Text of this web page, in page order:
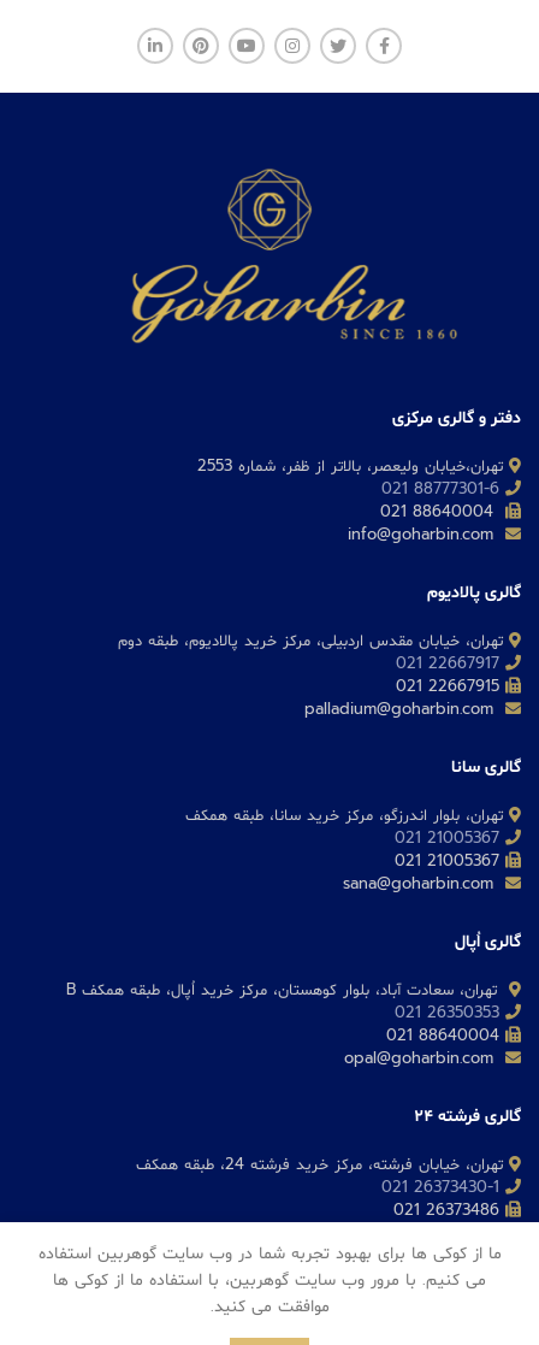
دفتر و گالری مرکزی
تهران،خیابان ولیعصر، بالاتر از ظفر، شماره 2553
88777301-6 021
گالری پالادیوم
تهران، خیابان مقدس اردبیلی، مرکز خرید پالادیوم، طبقه دوم
22667917 021
گالری سانا
تهران، بلوار اندرزگو، مرکز خرید سانا، طبقه همکف
21005367 021
گالری اُپال
تهران، سعادت آباد، بلوار کوهستان، مرکز خرید اُپال، طبقه همکف B
26350353 021
گالری فرشته 24
تهران، خیابان فرشته، مرکز خرید فرشته 24، طبقه همکف
26373430-1 021
ما از کوکی ها برای بهبود تجربه شما در وب سایت گوهربین استفاده
می کنیم. با مرور وب سایت گوهربین، با استفاده ما از کوکی ها
موافقت می کنید.